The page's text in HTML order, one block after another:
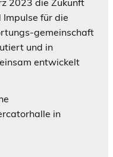
für die
gemeinschaft
und in
entwickelt
in